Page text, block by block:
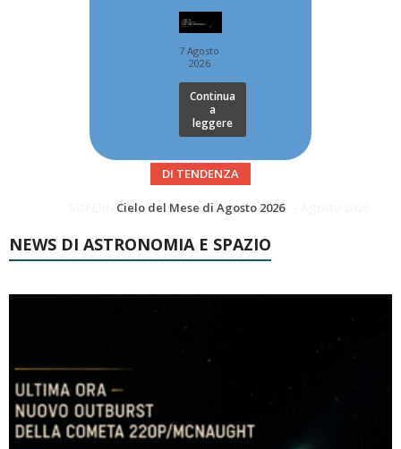
7 Agosto
2026
Continua
a
leggere
DI TENDENZA
SUPERNOVAE aggiornamenti del mese – Agosto 2026
Le Comete del mese di Agosto: LA 10P/TEMPEL AL PERIELIO
NEWS DI ASTRONOMIA E SPAZIO